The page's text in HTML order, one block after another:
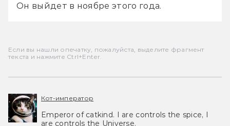
Он выйдет в ноябре этого года.
Если вы нашли опечатку, пожалуйста, выделите фрагмент
текста и нажмите Ctrl+Enter.
Кот-император
Emperor of catkind. I are controls the spice, I
are controls the Universe.